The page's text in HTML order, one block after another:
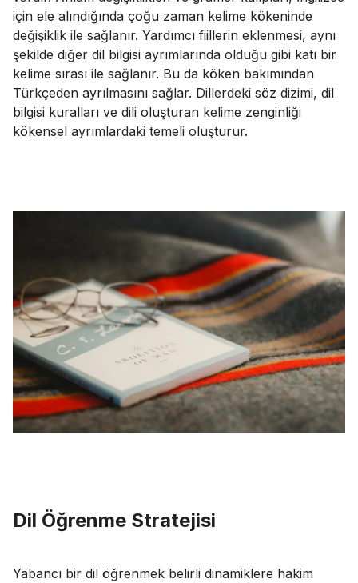
için ele alındığında çoğu zaman kelime kökeninde
değişiklik ile sağlanır. Yardımcı fiillerin eklenmesi, aynı
şekilde diğer dil bilgisi ayrımlarında olduğu gibi katı bir
kelime sırası ile sağlanır. Bu da köken bakımından
Türkçeden ayrılmasını sağlar. Dillerdeki söz dizimi, dil
bilgisi kuralları ve dili oluşturan kelime zenginliği
kökensel ayrımlardaki temeli oluşturur.
Dil Öğrenme Stratejisi
Yabancı bir dil öğrenmek belirli dinamiklere hakim